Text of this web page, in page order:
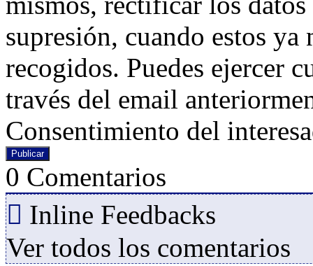
supresión, cuando estos ya
recogidos. Puedes ejercer
través del email
Consentimiento del
0 Comentarios
Inline Feedbacks
Ver todos los comentarios